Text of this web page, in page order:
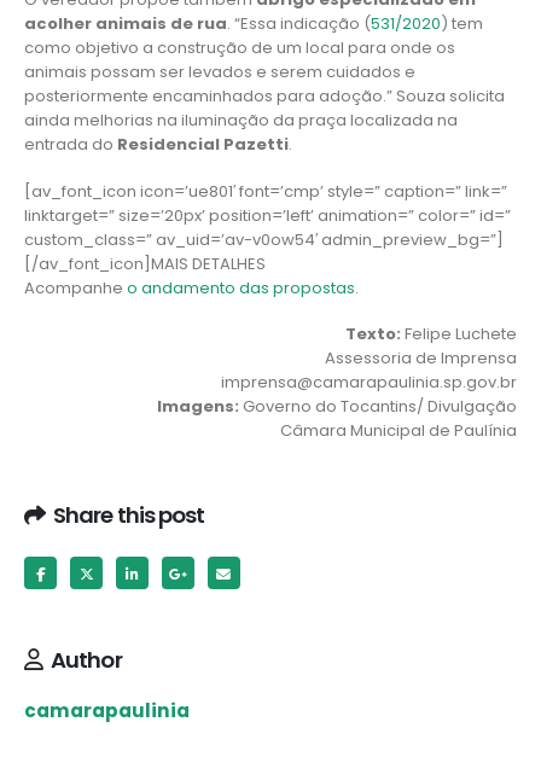
acolher animais de rua. “Essa indicação (531/2020) tem
como objetivo a construção de um local para onde os
animais possam ser levados e serem cuidados e
posteriormente encaminhados para adoção.” Souza solicita
ainda melhorias na iluminação da praça localizada na
entrada do Residencial Pazetti.
[av_font_icon icon=’ue801′ font=’cmp’ style=” caption=” link=”
linktarget=” size=’20px’ position=’left’ animation=” color=” id=”
custom_class=” av_uid=’av-v0ow54′ admin_preview_bg=”]
[/av_font_icon]MAIS DETALHES
Acompanhe o andamento das propostas.
Texto: Felipe Luchete
Assessoria de Imprensa
imprensa@camarapaulinia.sp.gov.br
Imagens: Governo do Tocantins/ Divulgação
Câmara Municipal de Paulínia
Share this post
Author
camarapaulinia